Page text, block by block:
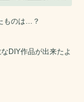
ものは…？
DIY作品が出来たよ